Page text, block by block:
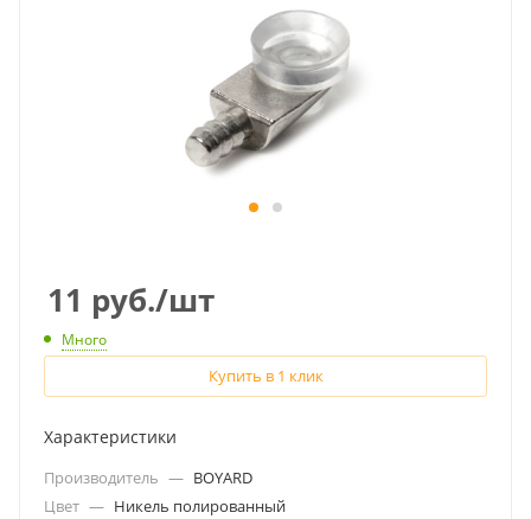
11 руб./шт
Много
Купить в 1 клик
Характеристики
Производитель — BOYARD
Цвет — Никель полированный